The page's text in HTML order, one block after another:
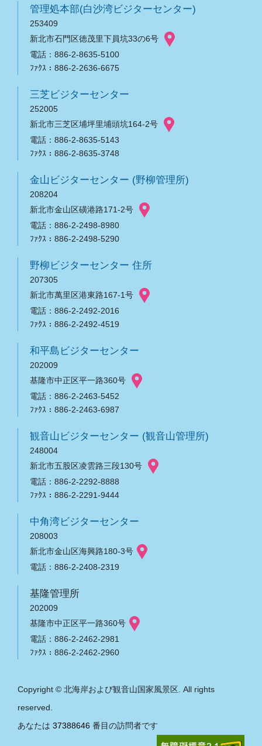
管理処本部(白沙湾ビジターセンター)
253409
新北市石門区徳茂里下員坑33の6号
電話：886-2-8635-5100
ﾌｧｸｽ：886-2-2636-6675
三芝ビジターセンター
252005
新北市三芝区埔坪里埔頭坑164-2号
電話：886-2-8635-5143
ﾌｧｸｽ：886-2-8635-3748
金山ビジターセンター (野柳管理所)
208204
新北市金山区磺港路171-2号
電話：886-2-2498-8980
ﾌｧｸｽ：886-2-2498-5290
野柳ビジターセンター 住所
207305
新北市萬里区港東路167-1号
電話：886-2-2492-2016
ﾌｧｸｽ：886-2-2492-4519
和平島ビジターセンター
202009
基隆市中正区平一路360号
電話：886-2-2463-5452
ﾌｧｸｽ：886-2-2463-6987
観音山ビジターセンター (観音山管理所)
248004
新北市五股区凌雲路三段130号
電話：886-2-2292-8888
ﾌｧｸｽ：886-2-2291-9444
中角湾ビジターセンター
208003
新北市金山区海興路180-3号
電話：886-2-2408-2319
基隆管理所
202009
基隆市中正区平一路360号
電話：886-2-2462-2981
ﾌｧｸｽ：886-2-2462-2960
Copyright © 北海岸および観音山国家風景区. All rights
reserved.
あなたは 37388646 番目の訪問者です